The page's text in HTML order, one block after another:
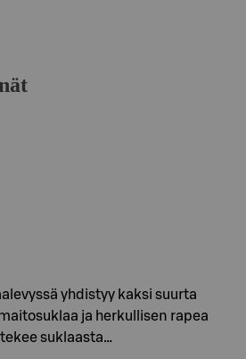
yhdistyy kaksi suurta
ja herkullisen rapea
suklaasta…